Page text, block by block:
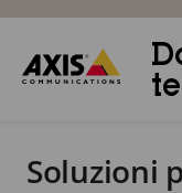
Soluzioni